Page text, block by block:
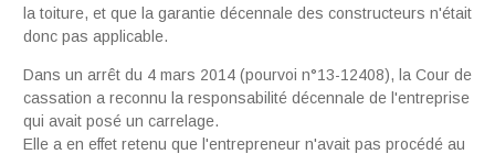
la toiture, et que la garantie décennale des constructeurs n'était
donc pas applicable.
Dans un arrêt du 4 mars 2014 (pourvoi n°13-12408), la Cour de
cassation a reconnu la responsabilité décennale de l'entreprise
qui avait posé un carrelage.
Elle a en effet retenu que l'entrepreneur n'avait pas procédé au